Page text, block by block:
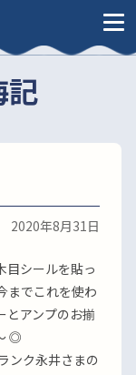
記
2020年8月31日
シールを貼っ
でこれを使わ
アンプのお揃
◎
ク永井さまの